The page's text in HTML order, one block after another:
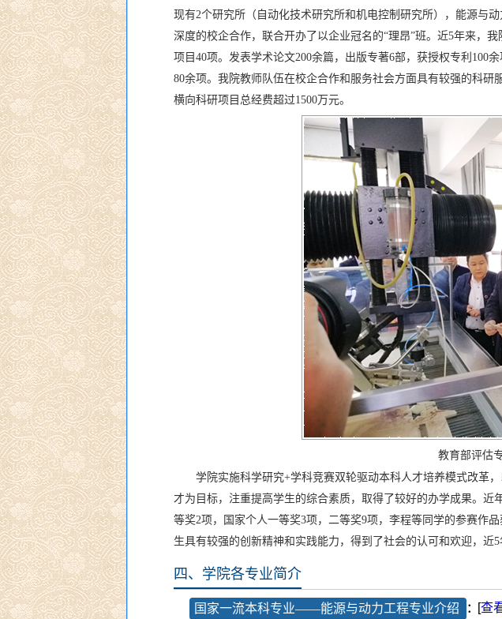
现有2个研究所（自动化技术研究所和机电控制研究所），能源与
深度的校企合作，联合开办了以企业冠名的“理昂”班。近5年来，
项目40项。发表学术论文200余篇，出版专著6部，获授权专利100
80余项。我院教师队伍在校企合作和服务社会方面具有较强的科
横向科研项目总经费超过1500万元。
教育部评估
学院实施科学研究+学科竞赛双轮驱动本科人才培养模式改革
才为目标，注重提高学生的综合素质，取得了较好的办学成果。
等奖2项，国家个人一等奖3项，二等奖9项，李程等同学的参赛作
生具有较强的创新精神和实践能力，得到了社会的认可和欢迎，近
四、学院各专业简介
国家一流本科专业——能源与动力工程专业介绍 ： [查